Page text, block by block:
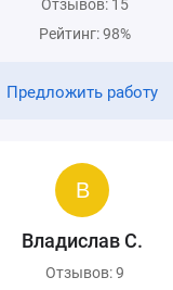
Отзывов: 15
Рейтинг: 98%
Предложить работу
Владислав С.
Отзывов: 9